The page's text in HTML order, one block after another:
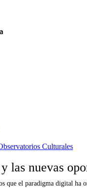
Culturales
las nuevas
que el paradigma digital ha